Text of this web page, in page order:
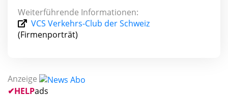
Weiterführende Informationen:
VCS Verkehrs-Club der Schweiz
(Firmenporträt)
Anzeige
✔HELPads